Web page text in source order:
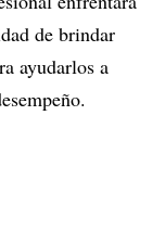
de brindar
ayudarlos a